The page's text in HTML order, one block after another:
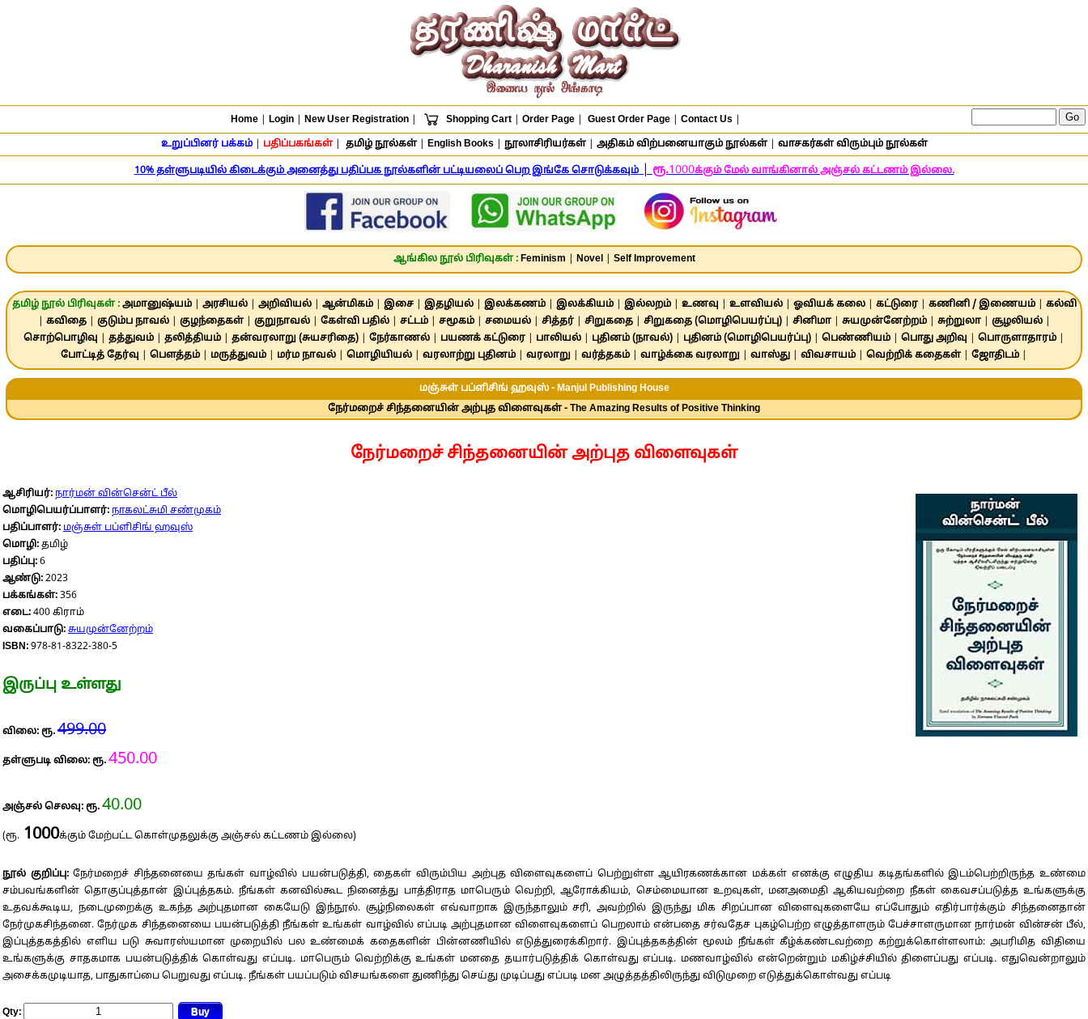
Home Login New User Registration Shopping Cart Order Page Guest Order Page Contact Us
உறுப்பினர் பக்கம்| பதிப்பகங்கள்| தமிழ் நூல்கள்| English Books நூலாசிரியர்கள்| அதிகம் விற்பனையாகும் நூல்கள்| வாசகர்கள் விரும்பும் நூல்கள்
10% தள்ளுபடியில் கிடைக்கும் அனைத்து பதிப்பக நூல்களின் பட்டியலைப் பெற இங்கே சொடுக்கவும்|ரூ.1000க்கும் மேல் வாங்கினால் அஞ்சல் கட்டணம் இல்லை.
ஆங்கில நூல் பிரிவுகள் : Feminism Novel| Self Improvement
தமிழ் நூல் பிரிவுகள் : அமானுஷ்யம்| அரசியல்| அறிவியல்| ஆன்மிகம்| இசை| இதழியல்| இலக்கணம்| இலக்கியம்| இல்லறம்| உணவு உளவியல்| ஓவியக் கலை| கட்டுரை| கணினி / இணையம்| கல்வி
கவிதை| குடும்ப நாவல்| குழந்தைகள்| குறுநாவல்| கேள்வி பதில்| சட்டம்| சமூகம்| சமையல்| சித்தர்| சிறுகதை| சிறுகதை (மொழிபெயர்ப்பு)| சினிமா| சுயமுன்னேற்றம்| சுற்றுலா| சூழலியல்|
சொற்பொழிவு
தத்துவம் தலித்தியம் தன்வரலாறு (சுயசரிதை) நேர்காணல் பயணக் கட்டுரை பாலியல் புதினம் (நாவல்) புதினம் (மொழிபெயர்ப்பு) பெண்ணியம் பொது அறிவு பொருளாதாரம்
போட்டித் தேர்வு
பௌத்தம் மருத்துவம் மர்ம நாவல் மொழியியல் வரலாற்று புதினம் வரலாறு வர்த்தகம் வாழ்க்கை வரலாறு வாஸ்து விவசாயம் வெற்றிக் கதைகள்| ஜோதிடம்
மஞ்சுள் பப்ளிசிங் ஹவுஸ் - Manjul Publishing House
நேர்மறைச் சிந்தனையின் அற்புத விளைவுகள் - The Amazing Results of Positive Thinking
நேர்மறைச் சிந்தனையின் அற்புத விளைவுகள்
ஆசிரியர்: நார்மன் வின்சென்ட் பீல்
மொழிபெயர்ப்பாளர்: நாகலட்சுமி சண்முகம்
பதிப்பாளர்: மஞ்சுள் பப்ளிசிங் ஹவுஸ்
மொழி: தமிழ்
பதிப்பு: 6
ஆண்டு: 2023
பக்கங்கள்: 356
எடை: 400 கிராம்
வகைப்பாடு: சுயமுன்னேற்றம்
ISBN: 978-81-8322-380-5
இருப்பு உள்ளது
விலை: ரூ. 499.00
தள்ளுபடி விலை: ரூ. 450.00
அஞ்சல் செலவு: ரூ. 40.00
(ரூ. 1000க்கும் மேற்பட்ட கொள்முதலுக்கு அஞ்சல் கட்டணம் இல்லை)
நூல் குறிப்பு:நேர்மறைச் சிந்தனையை தங்கள் வாழ்வில் பயன்படுத்தி, தைகள் விரும்பிய அற்புத விளைவுகளைப் பெற்றுள்ள ஆயிரகணக்கான மக்கள் எனக்கு எழுதிய கடிதங்களில் இடம்பெற்றிருந்த உண்மை
சம்பவங்களின் தொகுப்புத்தான் இப்புத்தகம். நீங்கள் கனவில்கூட நினைத்து பாத்திராத மாபெரும் வெற்றி, ஆரோக்கியம், செம்மையான உறவுகள், மனஅமைதி ஆகியவற்றை நீகள் கைவசப்படுத்த உங்களுக்கு
உதவக்கூடிய, நடைமுறைக்கு உகந்த அற்புதமான கையேடு இந்நூல். சூழ்நிலைகள் எவ்வாறாக இருந்தாலும் சரி, அவற்றில் இருந்து மிக சிறப்பான விளைவுகளையே எப்போதும் எதிர்பார்க்கும் சிந்தனைதான்
நேர்முகசிந்தனை. நேர்முக சிந்தனையை பயன்படுத்தி நீங்கள் உங்கள் வாழ்வில் எப்படி அற்புதமான விளைவுகளைப் பெறலாம் என்பதை சர்வதேச புகழ்பெற்ற எழுத்தாளரும் பேச்சாளருமான நார்மன் வின்சன் பீல்,
இப்புத்தகத்தில் எளிய படு சுவாரஸ்யமான முறையில் பல உண்மைக் கதைகளின் பின்னணியில் எடுத்துரைக்கிறார். இப்புத்தகத்தின் மூலம் நீங்கள் கீழ்க்கண்டவற்றை கற்றுக்கொள்ளலாம்: அபரிமித விதியை
உங்களுக்கு சாதகமாக பயன்படுத்திக் கொள்வது எப்படி. மாபெரும் வெற்றிக்கு உங்கள் மனதை தயார்படுத்திக் கொள்வது எப்படி. மணவாழ்வில் என்றென்றும் மகிழ்ச்சியில் திளைப்பது எப்படி. எதுவென்றாலும்
அசைக்கமுடியாத, பாதுகாப்பை பெறுவது எப்படி. நீங்கள் பயப்படும் விசயங்களை துணிந்து செய்து முடிப்பது எப்படி மன அழுத்தத்திலிருந்து விடுமுறை எடுத்துக்கொள்வது எப்படி
Qty: